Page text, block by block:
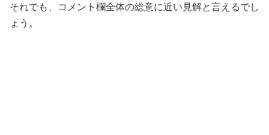
それでも、コメント欄全体の総意に近い見解と言えるでし
ょう。